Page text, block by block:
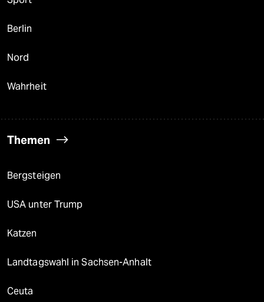
Berlin
Nord
Wahrheit
Themen
Bergsteigen
USA unter Trump
Katzen
Landtagswahl in Sachsen-Anhalt
Ceuta